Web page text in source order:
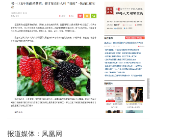
报道媒体：凤凰网